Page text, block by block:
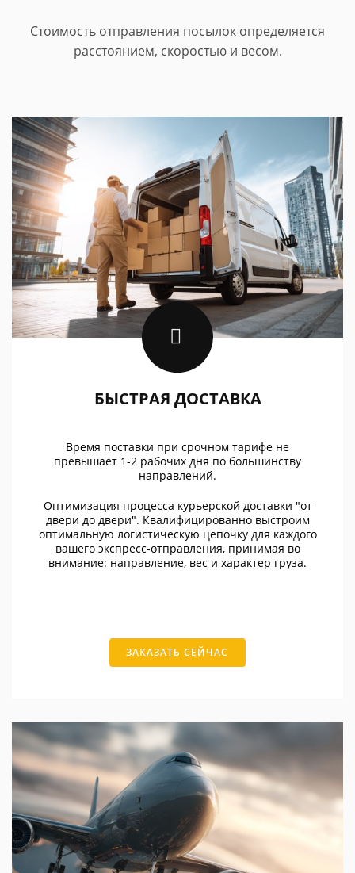
Стоимость отправления посылок определяется
расстоянием, скоростью и весом.
БЫСТРАЯ ДОСТАВКА
Время поставки при срочном тарифе не
превышает 1-2 рабочих дня по большинству
направлений.
Оптимизация процесса курьерской доставки "от
двери до двери". Квалифицированно выстроим
оптимальную логистическую цепочку для каждого
вашего экспресс-отправления, принимая во
внимание: направление, вес и характер груза.
ЗАКАЗАТЬ СЕЙЧАС